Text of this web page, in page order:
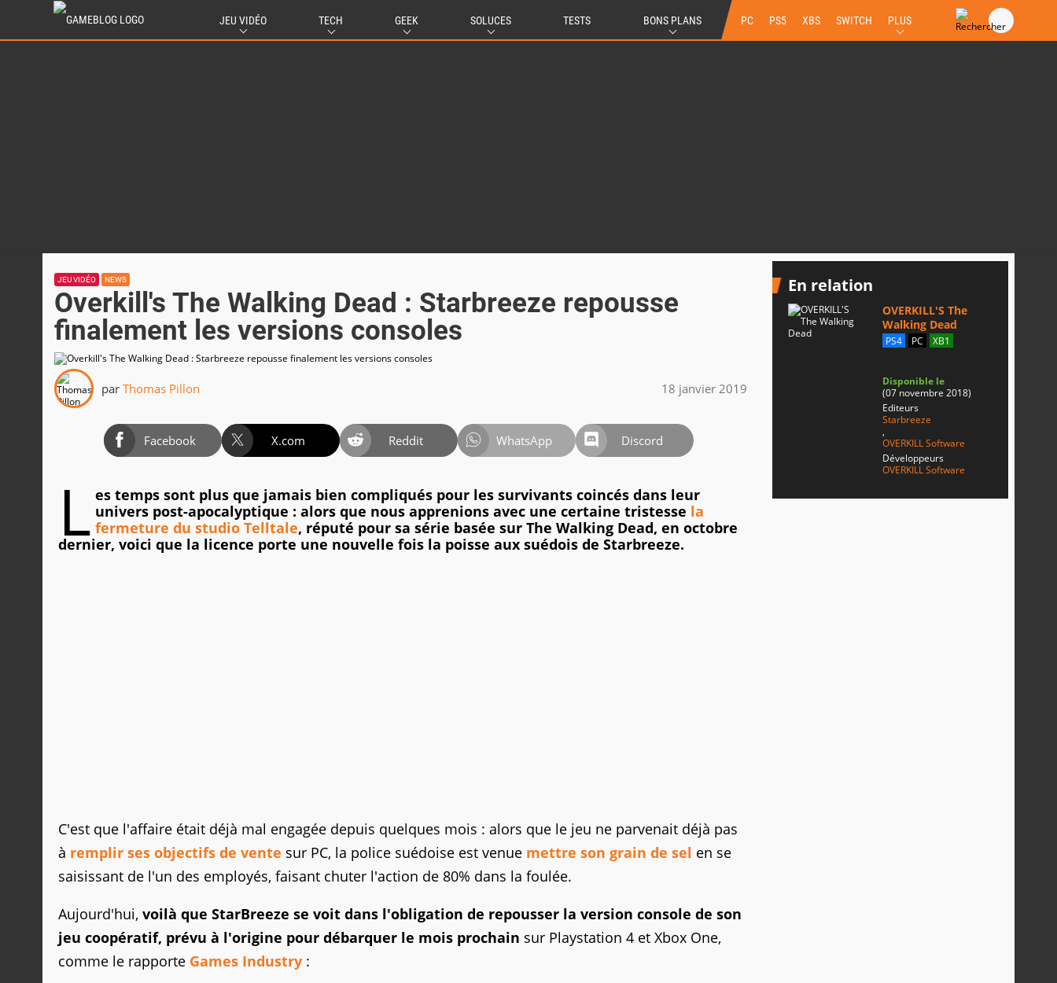
JEU VIDÉO TECH GEEK SOLUCES TESTS BONS PLANS PC PS5 XBS SWITCH PLUS
JEU VIDÉO NEWS
Overkill's The Walking Dead : Starbreeze repousse
finalement les versions consoles
par Thomas Pillon 18 janvier 2019
Facebook X.com Reddit WhatsApp Discord
L es temps sont plus que jamais bien compliqués pour les survivants coincés dans leur
univers post-apocalyptique : alors que nous apprenions avec une certaine tristesse la
fermeture du studio Telltale, réputé pour sa série basée sur The Walking Dead, en octobre
dernier, voici que la licence porte une nouvelle fois la poisse aux suédois de Starbreeze.
C'est que l'affaire était déjà mal engagée depuis quelques mois : alors que le jeu ne parvenait déjà pas
à remplir ses objectifs de vente sur PC, la police suédoise est venue mettre son grain de sel en se
saisissant de l'un des employés, faisant chuter l'action de 80% dans la foulée.
Aujourd'hui, voilà que StarBreeze se voit dans l'obligation de repousser la version console de son
jeu coopératif, prévu à l'origine pour débarquer le mois prochain sur Playstation 4 et Xbox One,
comme le rapporte Games Industry :
En relation
OVERKILL'S The
Walking Dead
PS4 PC XB1
Disponible le
(07 novembre 2018)
Editeurs
Starbreeze
,
OVERKILL Software
Développeurs
OVERKILL Software